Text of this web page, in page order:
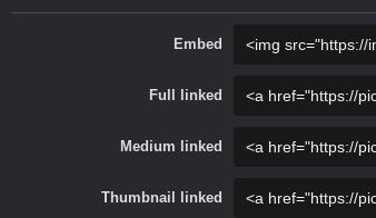
Embed
Full linked
Medium linked
Thumbnail linked